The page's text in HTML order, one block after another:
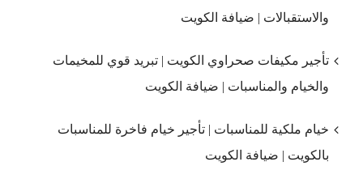
والاستقبالات | ضيافة الكويت
تأجير مكيفات صحراوي الكويت | تبريد قوي للمخيمات
والخيام والمناسبات | ضيافة الكويت
خيام ملكية للمناسبات | تأجير خيام فاخرة للمناسبات
بالكويت | ضيافة الكويت